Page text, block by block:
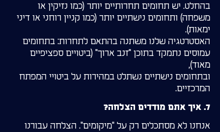
בהחלט. יש תחומים תחרותיים יותר (כמו נזיקין או
משפחה) ותחומים נישתיים יותר (כמו קניין רוחני או דיני
ימאות).
האסטרטגיה שלנו משתנה בהתאם לתחרות: בתחומים
עמוסים נתמקד בתוכן "זנב ארוך" (ביטויים ספציפיים
מאוד),
ובתחומים נישתיים נשתלט במהירות על ביטויי המפתח
המרכזיים.
7. איך אתם מודדים הצלחה?
אנחנו לא מסתכלים רק על "מיקומים". הצלחה עבורנו